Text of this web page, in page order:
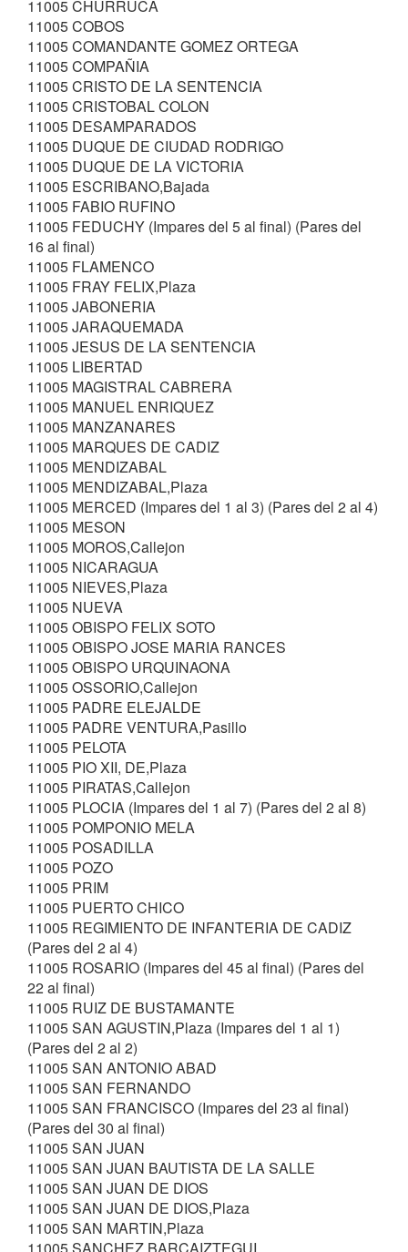
11005 CHURRUCA
11005 COBOS
11005 COMANDANTE GOMEZ ORTEGA
11005 COMPAÑIA
11005 CRISTO DE LA SENTENCIA
11005 CRISTOBAL COLON
11005 DESAMPARADOS
11005 DUQUE DE CIUDAD RODRIGO
11005 DUQUE DE LA VICTORIA
11005 ESCRIBANO,Bajada
11005 FABIO RUFINO
11005 FEDUCHY (Impares del 5 al final) (Pares del
16 al final)
11005 FLAMENCO
11005 FRAY FELIX,Plaza
11005 JABONERIA
11005 JARAQUEMADA
11005 JESUS DE LA SENTENCIA
11005 LIBERTAD
11005 MAGISTRAL CABRERA
11005 MANUEL ENRIQUEZ
11005 MANZANARES
11005 MARQUES DE CADIZ
11005 MENDIZABAL
11005 MENDIZABAL,Plaza
11005 MERCED (Impares del 1 al 3) (Pares del 2 al 4)
11005 MESON
11005 MOROS,Callejon
11005 NICARAGUA
11005 NIEVES,Plaza
11005 NUEVA
11005 OBISPO FELIX SOTO
11005 OBISPO JOSE MARIA RANCES
11005 OBISPO URQUINAONA
11005 OSSORIO,Callejon
11005 PADRE ELEJALDE
11005 PADRE VENTURA,Pasillo
11005 PELOTA
11005 PIO XII, DE,Plaza
11005 PIRATAS,Callejon
11005 PLOCIA (Impares del 1 al 7) (Pares del 2 al 8)
11005 POMPONIO MELA
11005 POSADILLA
11005 POZO
11005 PRIM
11005 PUERTO CHICO
11005 REGIMIENTO DE INFANTERIA DE CADIZ
(Pares del 2 al 4)
11005 ROSARIO (Impares del 45 al final) (Pares del
22 al final)
11005 RUIZ DE BUSTAMANTE
11005 SAN AGUSTIN,Plaza (Impares del 1 al 1)
(Pares del 2 al 2)
11005 SAN ANTONIO ABAD
11005 SAN FERNANDO
11005 SAN FRANCISCO (Impares del 23 al final)
(Pares del 30 al final)
11005 SAN JUAN
11005 SAN JUAN BAUTISTA DE LA SALLE
11005 SAN JUAN DE DIOS
11005 SAN JUAN DE DIOS,Plaza
11005 SAN MARTIN,Plaza